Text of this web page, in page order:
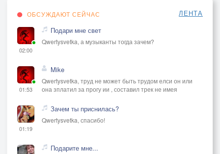
ОБСУЖДАЮТ СЕЙЧАС ЛЕНТА
02:00
Подари мне свет
Qwertysvetka, а музыканты тогда зачем?
01:53
Mike
Qwertysvetka, труд не может быть трудом елси он или
она зплатил за прогу ии , составил трек не имея
01:19
Зачем ты приснилась?
Qwertysvetka, спасибо!
Подарите мне...